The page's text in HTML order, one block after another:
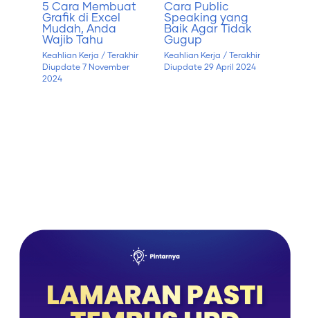
5 Cara Membuat
Grafik di Excel
Mudah, Anda
Wajib Tahu
Keahlian Kerja / Terakhir
Diupdate 7 November
2024
Cara Public
Speaking yang
Baik Agar Tidak
Gugup
Keahlian Kerja / Terakhir
Diupdate29 April 2024